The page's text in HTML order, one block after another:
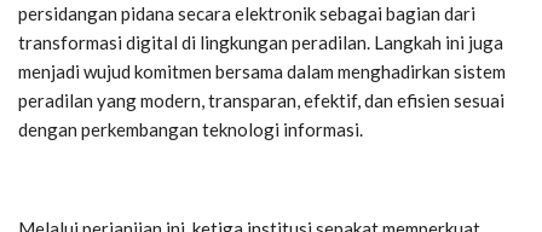
persidangan pidana secara elektronik sebagai bagian dari
transformasi digital di lingkungan peradilan. Langkah ini juga
menjadi wujud komitmen bersama dalam menghadirkan sistem
peradilan yang modern, transparan, efektif, dan efisien sesuai
dengan perkembangan teknologi informasi.